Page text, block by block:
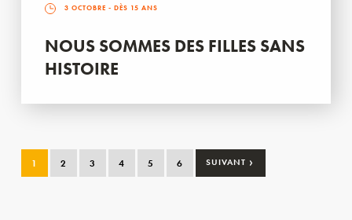
3 OCTOBRE - DÈS 15 ANS
NOUS SOMMES DES FILLES SANS
HISTOIRE
1 2 3 4 5 6 SUIVANT ›